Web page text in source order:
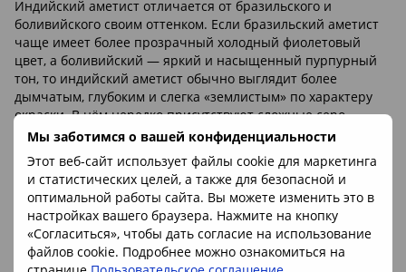
Мы заботимся о вашей конфиденциальности
Этот веб-сайт использует файлы cookie для маркетинга
и статистических целей, а также для безопасной и
оптимальной работы сайта. Вы можете изменить это в
настройках вашего браузера. Нажмите на кнопку
«Согласиться», чтобы дать согласие на использование
файлов cookie. Подробнее можно ознакомиться на
Индийский аметист отличается от бразильского и
боливийского своим оттенком. Если бразильский аметист
чаще имеет более прозрачный холодный фиолетовый
цвет, а боливийский — яркий и насыщенный пурпурный
тон, то индийский аметист обычно выглядит более
дымчатым, глубоким и слегка «землистым» по характеру
окраски. В нём нередко присутствуют сложные серо-
лиловые и винные полутона, за которые его особенно
яркости.
Аметист — фиолетовая разновидность кварца, цвет
которой связан с природными примесями железа и
воздействием естественного излучения в процессе
формирования минерала. Индийские месторождения
известны именно декоративным аметистом с мягкой